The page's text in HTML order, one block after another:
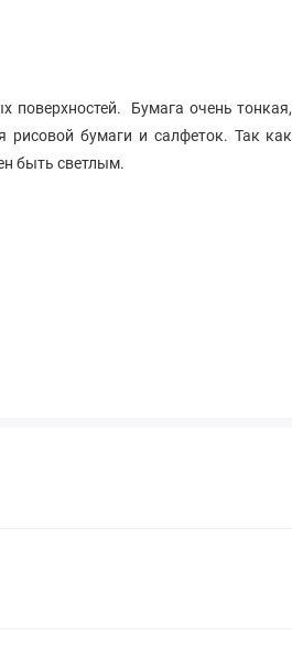
поверхностей. Бумага очень тонкая,
рисовой бумаги и салфеток. Так как
быть светлым.